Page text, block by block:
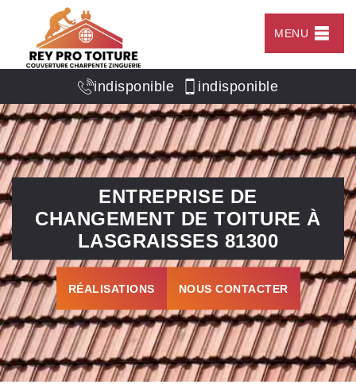
MENU
indisponible indisponible
ENTREPRISE DE
CHANGEMENT DE TOITURE À
LASGRAISSES 81300
RÉALISATIONS NOUS CONTACTER